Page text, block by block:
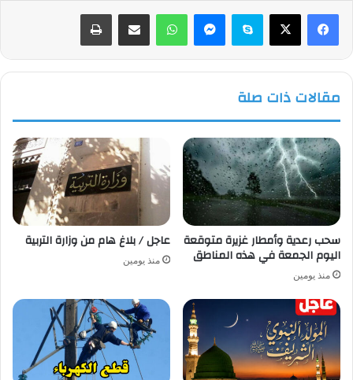
فيسبوك سكايب واتساب
مقالات ذات صلة
سحب رعدية وأمطار غزيرة متوقعة
اليوم الجمعة في هذه المناطق
منذ يومين
عاجل / بلاغ هام من وزارة التربية
منذ يومين